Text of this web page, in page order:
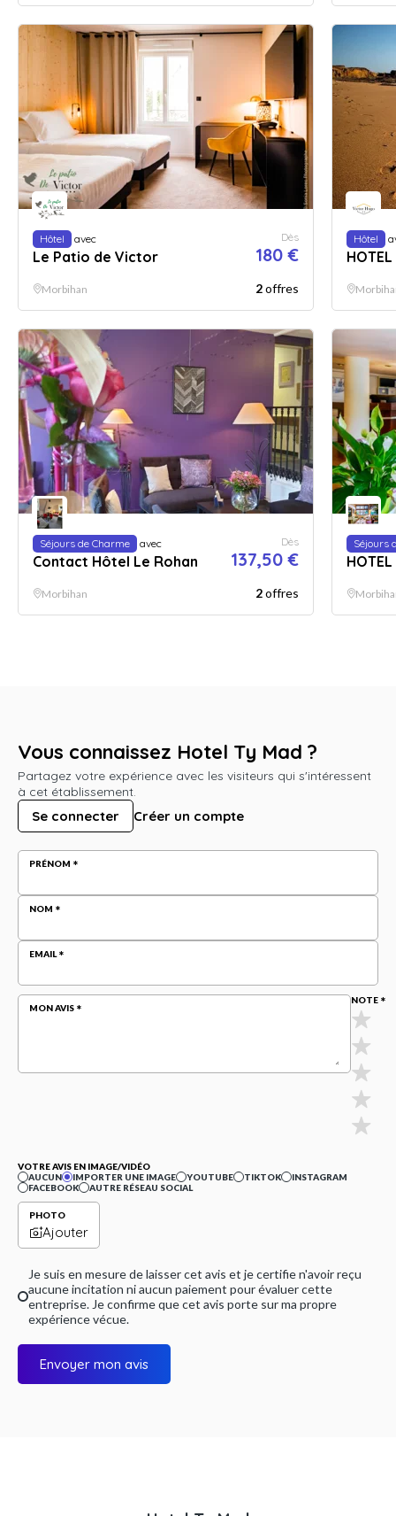
Hôtel avec
Le Patio de Victor
Dès
180 €
Morbihan 2offres
Hôtel
Séjours de Charme avec
Contact Hôtel Le Rohan
Dès
137,50 €
Morbihan 2offres
Séjours
Vous connaissez Hotel Ty Mad ?
Partagez votre expérience avec les visiteurs qui s'intéressent
à cet établissement.
Se connecter Créer un compte
PRÉNOM
NOM
EMAIL
MON AVIS
NOTE
VOTRE AVIS EN IMAGE/VIDÉO
AUCUN
IMPORTER UNE IMAGE YOUTUBE TIKTOK
INSTAGRAM
FACEBOOK
AUTRE RÉSEAU SOCIAL
PHOTO
Ajouter
Je suis en mesure de laisser cet avis et je certifie n'avoir reçu
aucune incitation ni aucun paiement pour évaluer cette
entreprise. Je confirme que cet avis porte sur ma propre
expérience vécue.
Envoyer mon avis